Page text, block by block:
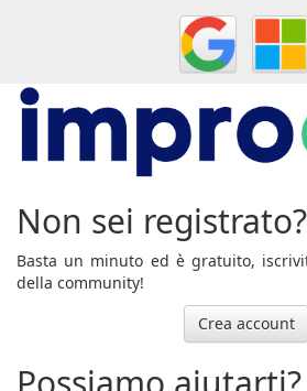
Non sei registrato?
Basta un minuto ed è gratuito,
della community!
Crea account